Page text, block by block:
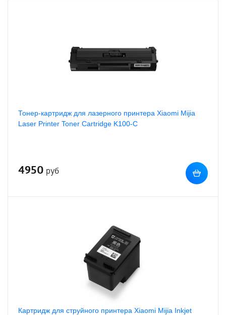
Тонер-картридж для лазерного принтера Xiaomi Mijia
Laser Printer Toner Cartridge K100-C
4950 руб
Картридж для струйного принтера Xiaomi Mijia Inkjet